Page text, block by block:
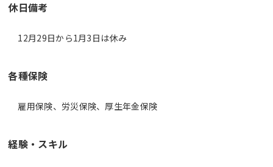
休日備考
12月29日から1月3日は休み
各種保険
雇用保険、労災保険、厚生年金保険
経験・スキル